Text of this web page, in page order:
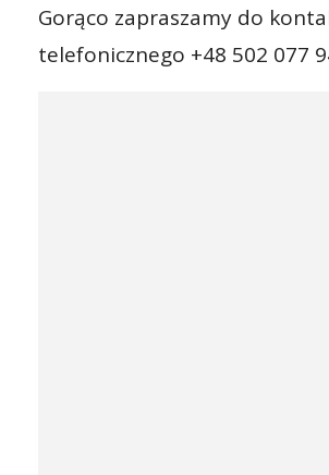
Gorąco zapraszamy do
telefonicznego +48 502 077